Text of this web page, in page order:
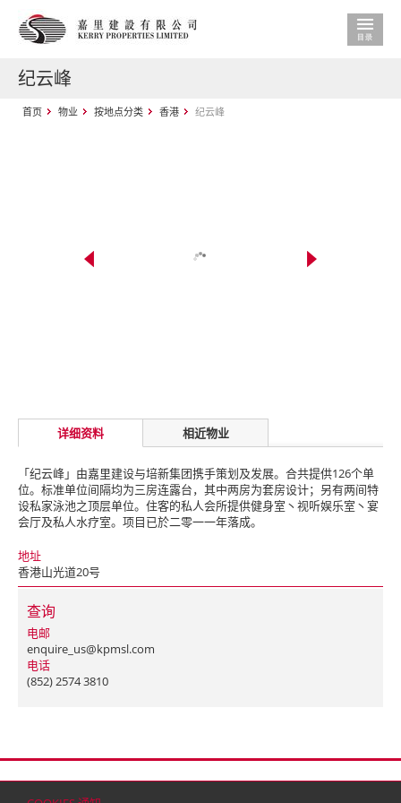
纪云峰
首页 物业 按地点分类 香港 纪云峰
详细资料 相近物业
「纪云峰」由嘉里建设与培新集团携手策划及发展。合共提供126个单
位。标准单位间隔均为三房连露台，其中两房为套房设计；另有两间特
设私家泳池之顶层单位。住客的私人会所提供健身室丶视听娱乐室丶宴
会厅及私人水疗室。项目已於二零一一年落成。
地址
香港山光道20号
查询
电邮
enquire_us@kpmsl.com
电话
(852) 2574 3810